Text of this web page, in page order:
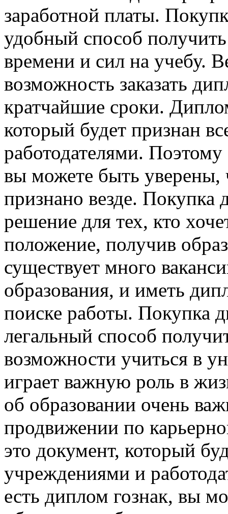
заработной платы.
удобный способ
времени и сил на учебу.
возможность заказать
кратчайшие сроки.
который будет признан
работодателями. Поэтому
вы можете быть уверены,
признано везде. Покупка
решение для тех, кто
положение, получив
существует много
образования, и иметь
поиске работы. Покупка
легальный способ
возможности учиться в
играет важную роль в
об образовании очень
продвижении по
это документ, который
учреждениями и
есть диплом гознак, вы